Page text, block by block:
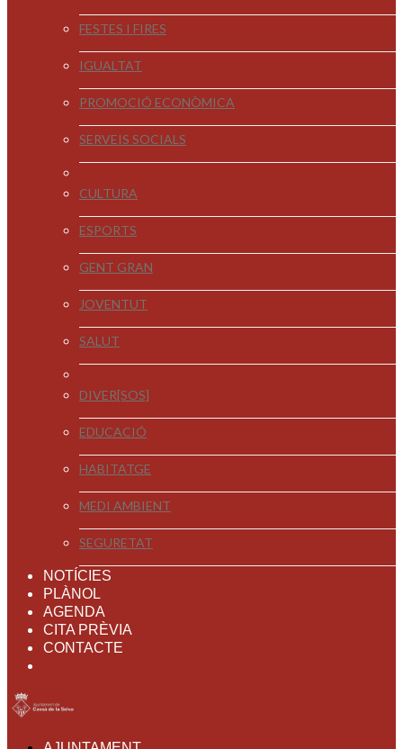
FESTES I FIRES
IGUALTAT
PROMOCIÓ ECONÒMICA
SERVEIS SOCIALS
CULTURA
ESPORTS
GENT GRAN
JOVENTUT
SALUT
DIVER[SOS]
EDUCACIÓ
HABITATGE
MEDI AMBIENT
SEGURETAT
NOTÍCIES
PLÀNOL
AGENDA
CITA PRÈVIA
CONTACTE